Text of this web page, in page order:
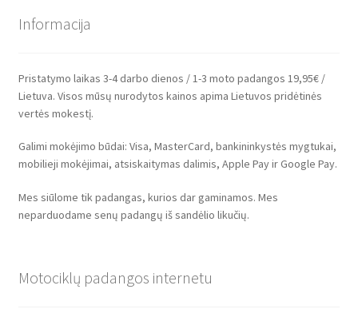
Informacija
Pristatymo laikas 3-4 darbo dienos / 1-3 moto padangos 19,95€ /
Lietuva. Visos mūsų nurodytos kainos apima Lietuvos pridėtinės
vertės mokestį.
Galimi mokėjimo būdai: Visa, MasterCard, bankininkystės mygtukai,
mobilieji mokėjimai, atsiskaitymas dalimis, Apple Pay ir Google Pay.
Mes siūlome tik padangas, kurios dar gaminamos. Mes
neparduodame senų padangų iš sandėlio likučių.
Motociklų padangos internetu